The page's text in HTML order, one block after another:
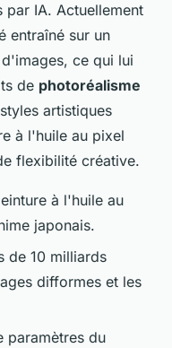
par IA. Actuellement
entraîné sur un
ce qui lui
de photoréalisme
artistiques
à l'huile au pixel
flexibilité créative.
à l'huile au
japonais.
de 10 milliards
difformes et les
paramètres du